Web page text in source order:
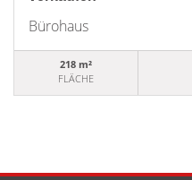
Bürohaus
218 m²
FLÄCHE